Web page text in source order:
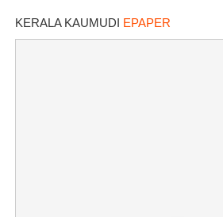
KERALA KAUMUDI EPAPER